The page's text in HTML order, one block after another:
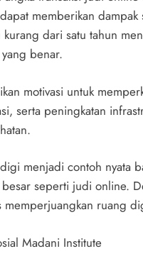
memberikan
dari satu tahun
benar.
motivasi untuk
serta peningkatan
menjadi contoh nyata
seperti judi online.
ruang
Madani Institute